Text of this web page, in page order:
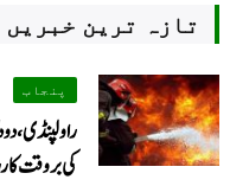
تازہ ترین خبریں
پنجاب
راولپنڈی،
کی بروقت